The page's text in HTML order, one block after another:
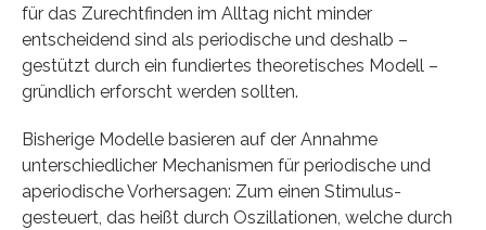
für das Zurechtfinden im Alltag nicht minder
entscheidend sind als periodische und deshalb –
gestützt durch ein fundiertes theoretisches Modell –
gründlich erforscht werden sollten.
Bisherige Modelle basieren auf der Annahme
unterschiedlicher Mechanismen für periodische und
aperiodische Vorhersagen: Zum einen Stimulus-
gesteuert, das heißt durch Oszillationen, welche durch